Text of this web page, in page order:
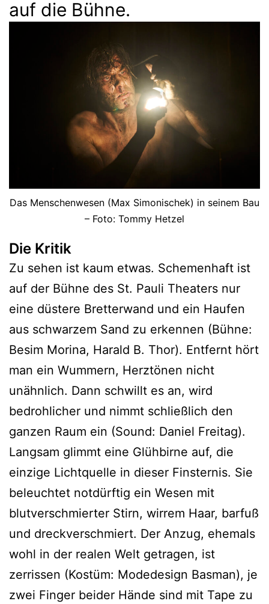
auf die Bühne.
Das Menschenwesen (Max Simonischek) in seinem Bau
– Foto: Tommy Hetzel
Die Kritik
Zu sehen ist kaum etwas. Schemenhaft ist
auf der Bühne des St. Pauli Theaters nur
eine düstere Bretterwand und ein Haufen
aus schwarzem Sand zu erkennen (Bühne:
Besim Morina, Harald B. Thor). Entfernt hört
man ein Wummern, Herztönen nicht
unähnlich. Dann schwillt es an, wird
bedrohlicher und nimmt schließlich den
ganzen Raum ein (Sound: Daniel Freitag).
Langsam glimmt eine Glühbirne auf, die
einzige Lichtquelle in dieser Finsternis. Sie
beleuchtet notdürftig ein Wesen mit
blutverschmierter Stirn, wirrem Haar, barfuß
und dreckverschmiert. Der Anzug, ehemals
wohl in der realen Welt getragen, ist
zerrissen (Kostüm: Modedesign Basman), je
zwei Finger beider Hände sind mit Tape zu